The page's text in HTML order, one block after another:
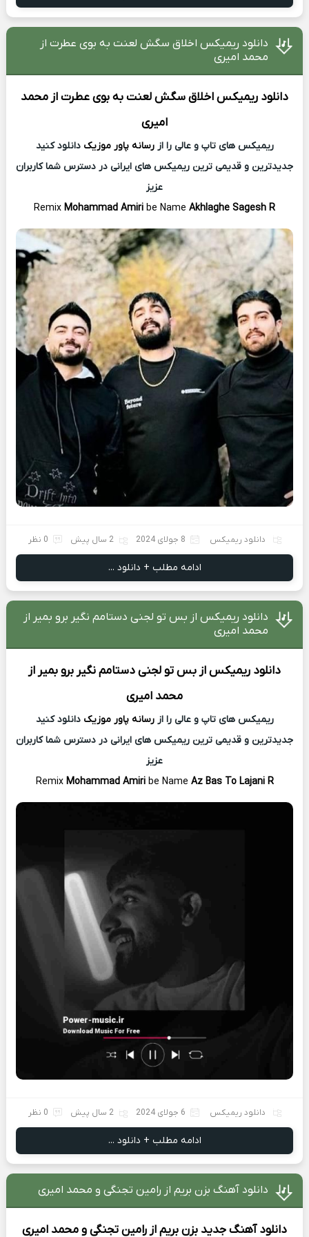
دانلود ریمیکس اخلاق سگش لعنت به بوی عطرت از
محمد امیری
دانلود ریمیکساخلاق سگش لعنت به بوی عطرت ازمحمد
امیری
ریمیکس های تاپ و عالی را از رسانه پاور موزیک دانلود کنید
جدیدترین و قدیمی ترین ریمیکس های ایرانی در دسترس شما کاربران
عزیز
Remix Mohammad Amiri be Name Akhlaghe Sagesh R
دانلود ریمیکس 8 جولای 2024 2 سال پیش 0 نظر
ادامه مطلب + دانلود ...
دانلود ریمیکس از بس تو لجنی دستامم نگیر برو بمیر از
محمد امیری
دانلود ریمیکساز بس تو لجنی دستامم نگیر برو بمیر از
محمد امیری
ریمیکس های تاپ و عالی را از رسانه پاور موزیک دانلود کنید
جدیدترین و قدیمی ترین ریمیکس های ایرانی در دسترس شما کاربران
عزیز
Remix Mohammad Amiri be Name Az Bas To Lajani R
دانلود ریمیکس 6 جولای 2024 2 سال پیش 0 نظر
ادامه مطلب + دانلود ...
دانلود آهنگ بزن بریم از رامین تجنگی و محمد امیری
دانلود آهنگ جدید بزن بریم ازرامین تجنگی و محمد امیری